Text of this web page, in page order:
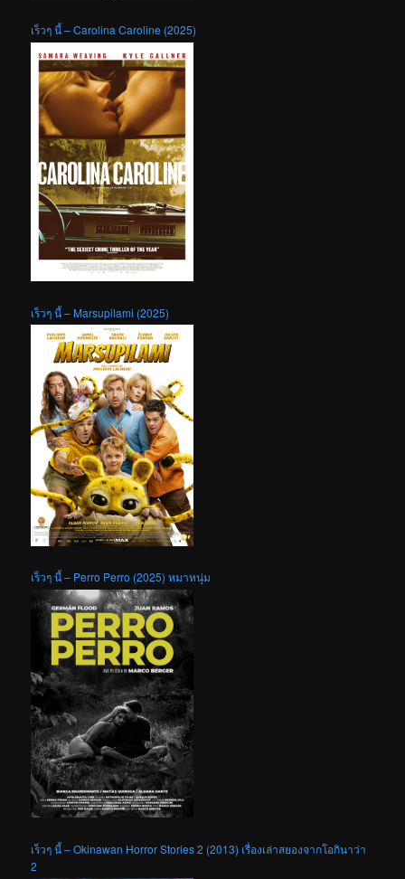
เร็วๆ นี้ – Carolina Caroline (2025)
เร็วๆ นี้ – Marsupilami (2025)
เร็วๆ นี้ – Perro Perro (2025) หมาหนุ่ม
เร็วๆ นี้ – Okinawan Horror Stories 2 (2013) เรื่องเล่าสยองจากโอกินาว่า
2